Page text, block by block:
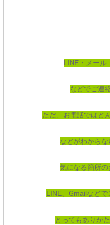
LINE・メール
などでご連
ただ、お電話ではど
などがわから
気になる箇所の
LINE、Gmailなどで
とってもありが